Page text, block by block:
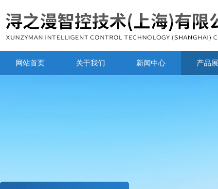
网站首页 关于我们 新闻中心 产品